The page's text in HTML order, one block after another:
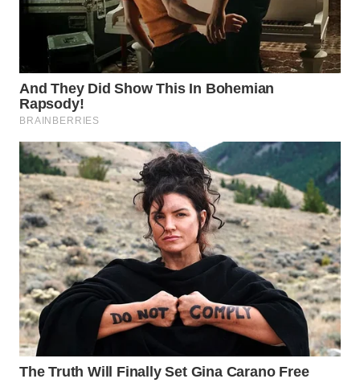
WAHANA
PERSONA
WAHANA
OTOMOTIF
HEALTH
WAHANA
DESA
WISATA
LAPAK
WAHANA
Wahana
Network